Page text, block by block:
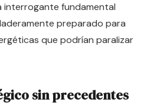
interrogante fundamental
preparado para
que podrían paralizar
sin precedentes